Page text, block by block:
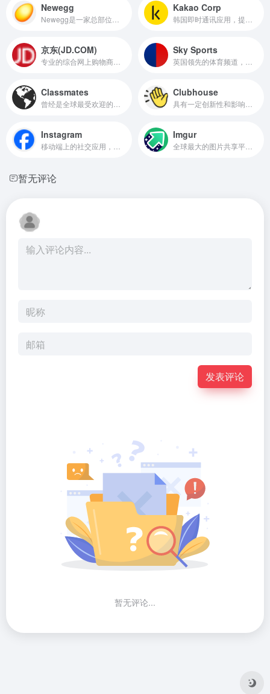
Newegg Kakao Corp
京东(JD.COM) Sky Sports
Classmates Clubhouse
Instagram Imgur
暂无评论
发表评论
暂无评论...